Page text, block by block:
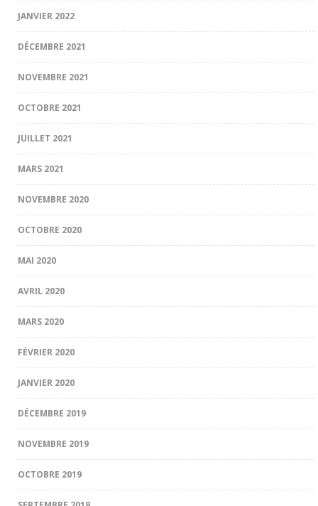
JANVIER 2022
DÉCEMBRE 2021
NOVEMBRE 2021
OCTOBRE 2021
JUILLET 2021
MARS 2021
NOVEMBRE 2020
OCTOBRE 2020
MAI 2020
AVRIL 2020
MARS 2020
FÉVRIER 2020
JANVIER 2020
DÉCEMBRE 2019
NOVEMBRE 2019
OCTOBRE 2019